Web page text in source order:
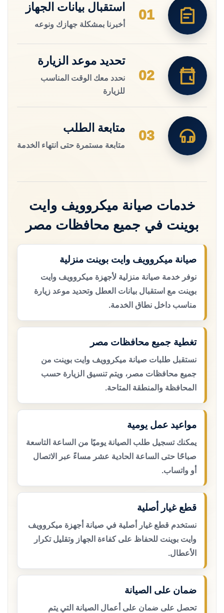
01
استقبال بيانات الجهاز
أخبرنا بمشكلة جهازك ونوعه
02
تحديد موعد الزيارة
نحدد معك الوقت المناسب
للزيارة
03
متابعة الطلب
متابعة مستمرة حتى انتهاء الخدمة
خدمات صيانة ميكروويف وايت
بوينت في جميع محافظات مصر
صيانة ميكروويف وايت بوينت منزلية
نوفر خدمة صيانة منزلية لأجهزة ميكروويف وايت
بوينت مع استقبال بيانات العطل وتحديد موعد زيارة
مناسب داخل نطاق الخدمة.
تغطية جميع محافظات مصر
نستقبل طلبات صيانة ميكروويف وايت بوينت من
جميع محافظات مصر، ويتم تنسيق الزيارة حسب
المحافظة والمنطقة المتاحة.
مواعيد عمل يومية
يمكنك تسجيل طلب الصيانة يوميًا من الساعة التاسعة
صباحًا حتى الساعة الحادية عشر مساءً عبر الاتصال
أو واتساب.
قطع غيار أصلية
نستخدم قطع غيار أصلية في صيانة أجهزة ميكروويف
وايت بوينت للحفاظ على كفاءة الجهاز وتقليل تكرار
الأعطال.
ضمان على الصيانة
تحصل على ضمان على أعمال الصيانة التي يتم